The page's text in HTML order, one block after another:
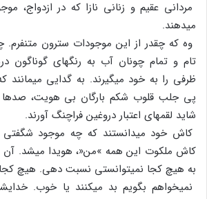
مردانی عقیم و زنانی نازا که در ازدواج،
می‏دهند.
وه که چقدر از این موجودات سترون
تام و تمام چونان آب به رنگ‏های گوناگون
ظرفی را به خود می‏گیرند. به گدایی می‏مانند
پی جلب قلوب شکم بارگان بی هویت، صدها
شاید لقمه‏ای اعتبار دروغین فراچنگ آورند.
کاش خود می‏دانستند که چه موجود شگفتی
کاش ملکوت این همه »من«، هویدا می‏شد. آن
به هیچ کجا نمی‏توانستی نسبت دهی. هیچ
نمی‏خواهم بگویم بد می‏کنند یا خوب.